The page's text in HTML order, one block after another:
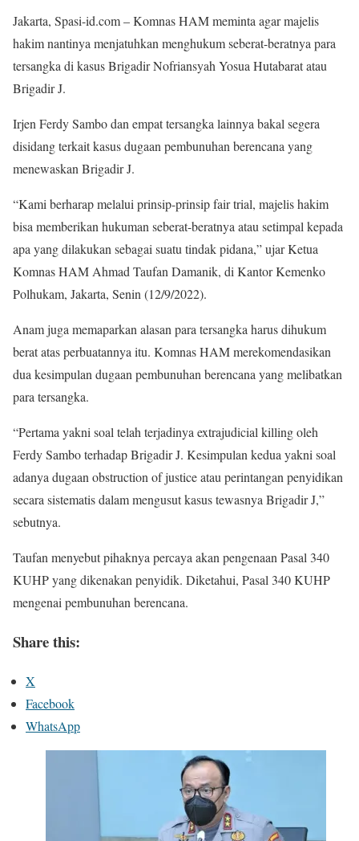
Jakarta, Spasi-id.com – Komnas HAM meminta agar majelis
hakim nantinya menjatuhkan menghukum seberat-beratnya para
tersangka di kasus Brigadir Nofriansyah Yosua Hutabarat atau
Brigadir J.
Irjen Ferdy Sambo dan empat tersangka lainnya bakal segera
disidang terkait kasus dugaan pembunuhan berencana yang
menewaskan Brigadir J.
“Kami berharap melalui prinsip-prinsip fair trial, majelis hakim
bisa memberikan hukuman seberat-beratnya atau setimpal kepada
apa yang dilakukan sebagai suatu tindak pidana,” ujar Ketua
Komnas HAM Ahmad Taufan Damanik, di Kantor Kemenko
Polhukam, Jakarta, Senin (12/9/2022).
Anam juga memaparkan alasan para tersangka harus dihukum
berat atas perbuatannya itu. Komnas HAM merekomendasikan
dua kesimpulan dugaan pembunuhan berencana yang melibatkan
para tersangka.
“Pertama yakni soal telah terjadinya extrajudicial killing oleh
Ferdy Sambo terhadap Brigadir J. Kesimpulan kedua yakni soal
adanya dugaan obstruction of justice atau perintangan penyidikan
secara sistematis dalam mengusut kasus tewasnya Brigadir J,”
sebutnya.
Taufan menyebut pihaknya percaya akan pengenaan Pasal 340
KUHP yang dikenakan penyidik. Diketahui, Pasal 340 KUHP
mengenai pembunuhan berencana.
Share this:
X
Facebook
WhatsApp